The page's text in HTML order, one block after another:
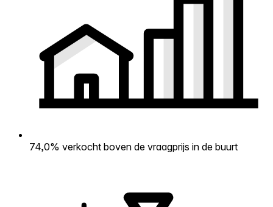
74,0% verkocht boven de vraagprijs in de buurt